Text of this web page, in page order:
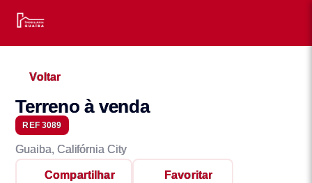
Voltar
Terreno à venda
REF 3089
Guaiba, Califórnia City
Compartilhar Favoritar